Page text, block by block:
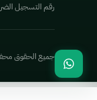
رقم التسجيل
جميع الحقوق